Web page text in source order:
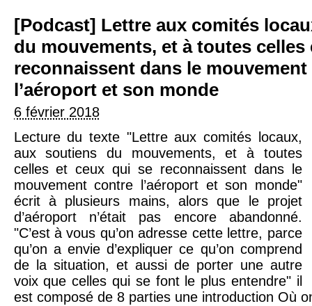
[Podcast] Lettre aux comités locaux, aux soutiens
du mouvements, et à toutes celles
reconnaissent dans le
l’aéroport et son monde
6 février 2018
Lecture du texte "Lettre aux comités locaux,
aux soutiens du mouvements, et à toutes
celles et ceux qui se reconnaissent dans le
mouvement contre l’aéroport et son monde"
écrit à plusieurs mains, alors que le projet
d’aéroport n’était pas encore abandonné.
"C’est à vous qu’on adresse cette lettre, parce
qu’on a envie d’expliquer ce qu’on comprend
de la situation, et aussi de porter une autre
voix que celles qui se font le plus entendre" il
est composé de 8 parties une introduction Où